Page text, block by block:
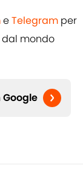
eTelegram per
mondo
Google